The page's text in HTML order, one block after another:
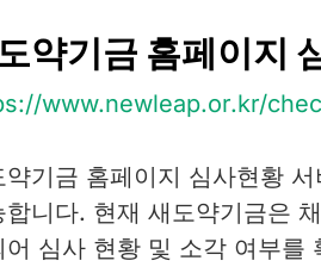
약기금 홈페이지
www.newleap.or.kr/
약기금 홈페이지 심사현황
합니다. 현재 새도약기금은
어 심사 현황 및 소각 여부를